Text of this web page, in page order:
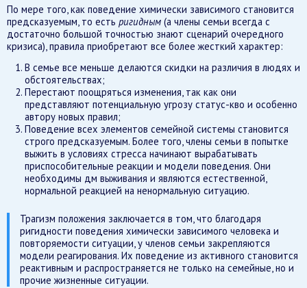
По мере того, как поведение химически зависимого становится
предсказуемым, то есть ригидным(а члены семьи всегда с
достаточно большой точностью знают сценарий очередного
кризиса), правила приобретают все более жесткий характер:
В семье все меньше делаются скидки на различия в людях и
обстоятельствах;
Перестают поощряться изменения, так как они
представляют потенциальную угрозу статус-кво и особенно
автору новых правил;
Поведение всех элементов семейной системы становится
строго предсказуемым. Более того, члены семьи в попытке
выжить в условиях стресса начинают вырабатывать
приспособительные реакции и модели поведения. Они
необходимы дм выживания и являются естественной,
нормальной реакцией на ненормальную ситуацию.
Трагизм положения заключается в том, что благодаря
ригидности поведения химически зависимого человека и
повторяемости ситуации, у членов семьи закрепляются
модели реагирования. Их поведение из активного становится
реактивным и распространяется не только на семейные, но и
прочие жизненные ситуации.